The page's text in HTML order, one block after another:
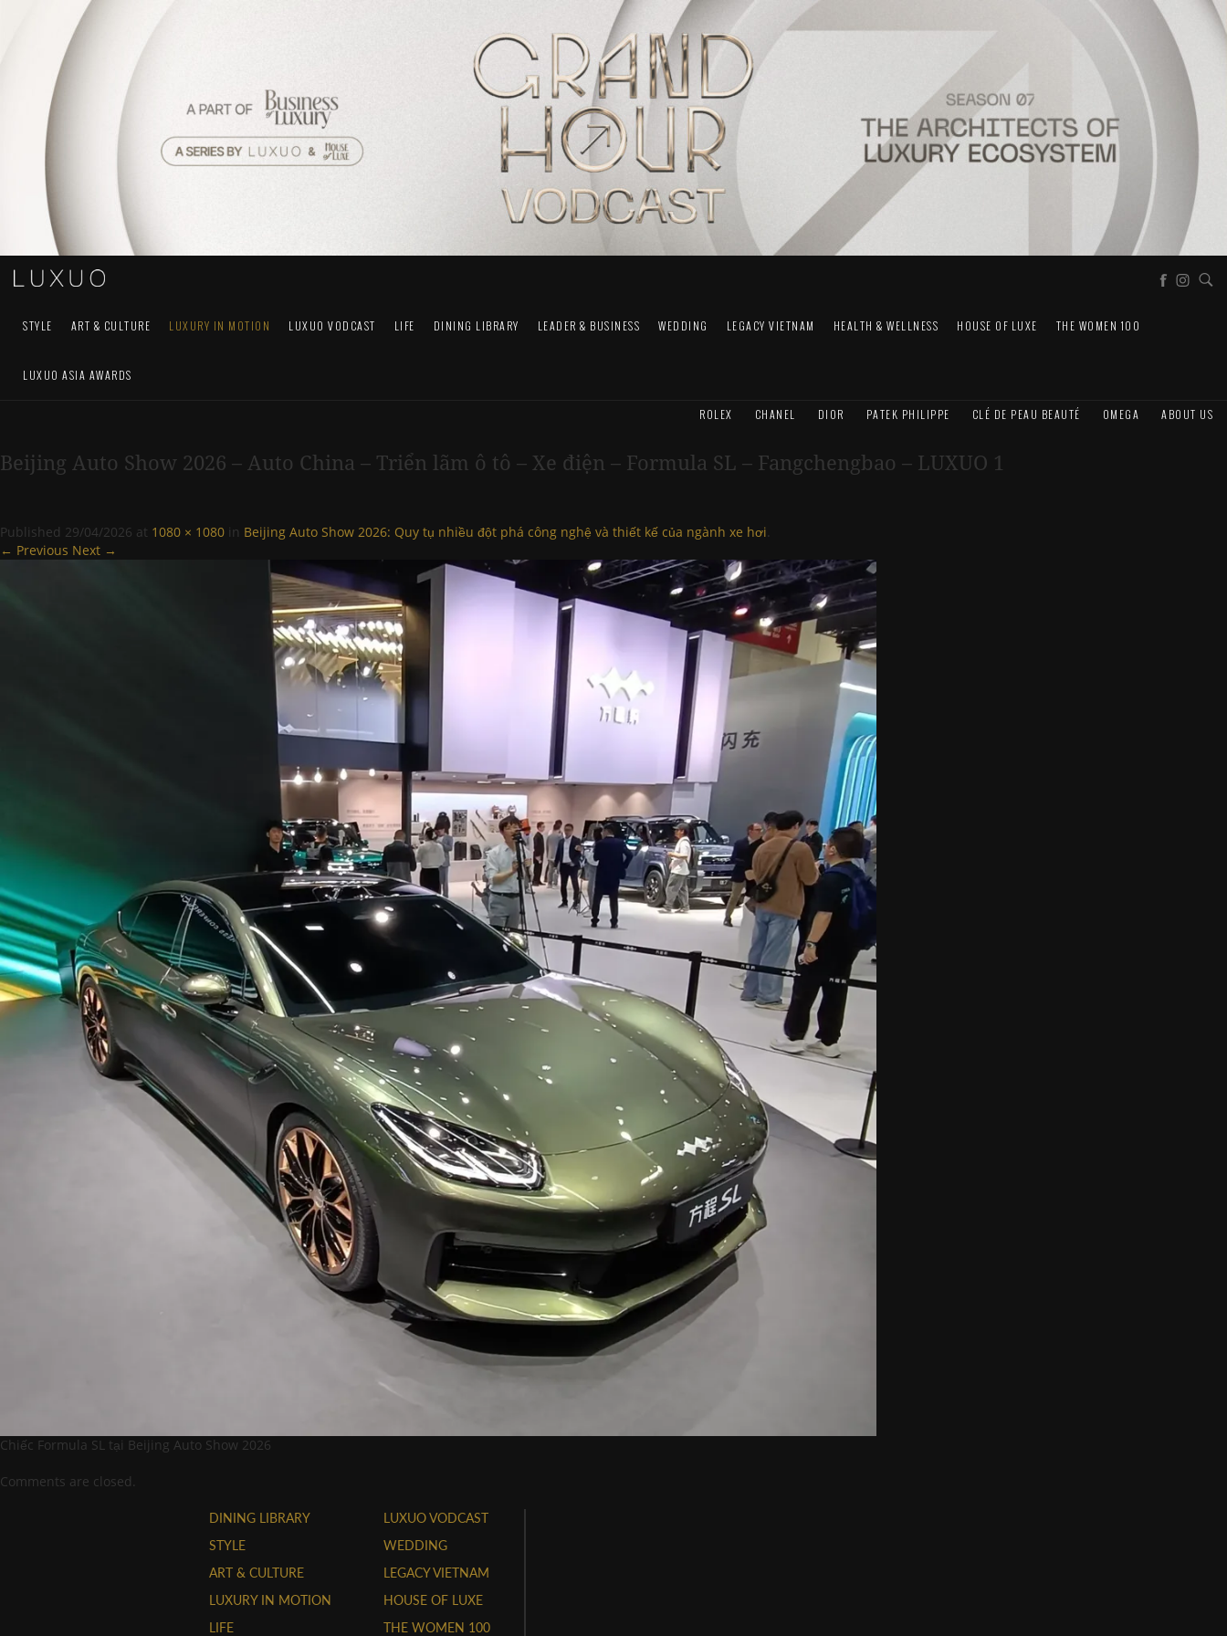
STYLE ART & CULTURE LUXURY IN MOTION LUXUO VODCAST LIFE DINING LIBRARY LEADER & BUSINESS WEDDING LEGACY VIETNAM HEALTH & WELLNESS HOUSE OF LUXE THE WOMEN 100
LUXUO ASIA AWARDS
ROLEX CHANEL DIOR PATEK PHILIPPE CLÉ DE PEAU BEAUTÉ OMEGA ABOUT US
Beijing Auto Show 2026 – Auto China – Triển lãm ô tô – Xe điện – Formula SL – Fangchengbao – LUXUO 1
Published 29/04/2026 at 1080 × 1080 in Beijing Auto Show 2026: Quy tụ nhiều đột phá công nghệ và thiết kế của ngành xe hơi.
← Previous Next →
Chiếc Formula SL tại Beijing Auto Show 2026
Comments are closed.
DINING LIBRARY
STYLE
ART & CULTURE
LUXURY IN MOTION
LIFE
LUXUO VODCAST
WEDDING
LEGACY VIETNAM
HOUSE OF LUXE
THE WOMEN 100